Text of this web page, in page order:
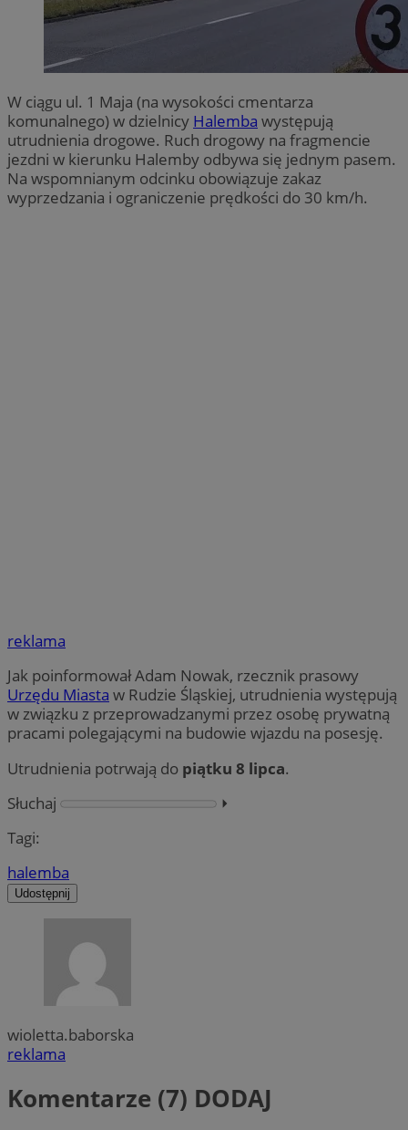
W ciągu ul. 1 Maja (na wysokości cmentarza
komunalnego) w dzielnicy Halemba występują
utrudnienia drogowe. Ruch drogowy na fragmencie
jezdni w kierunku Halemby odbywa się jednym pasem.
Na wspomnianym odcinku obowiązuje zakaz
wyprzedzania i ograniczenie prędkości do 30 km/h.
reklama
Jak poinformował Adam Nowak, rzecznik prasowy
Urzędu Miasta w Rudzie Śląskiej, utrudnienia występują
w związku z przeprowadzanymi przez osobę prywatną
pracami polegającymi na budowie wjazdu na posesję.
Utrudnienia potrwają do piątku 8 lipca.
Słuchaj
⏵︎
Tagi:
halemba
Udostępnij
wioletta.baborska
reklama
Komentarze (7) DODAJ